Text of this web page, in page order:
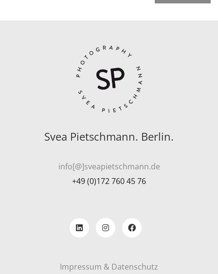
Svea Pietschmann. Berlin.
info[@]sveapietschmann.de
+49 (0)172 760 45 76
Impressum & Datenschutz